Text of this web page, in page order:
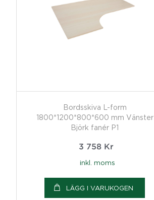
Bordsskiva L-form
1800*1200*800*600 mm Vänster
Björk fanér P1
3 758 Kr
inkl. moms
LÄGG I VARUKOGEN